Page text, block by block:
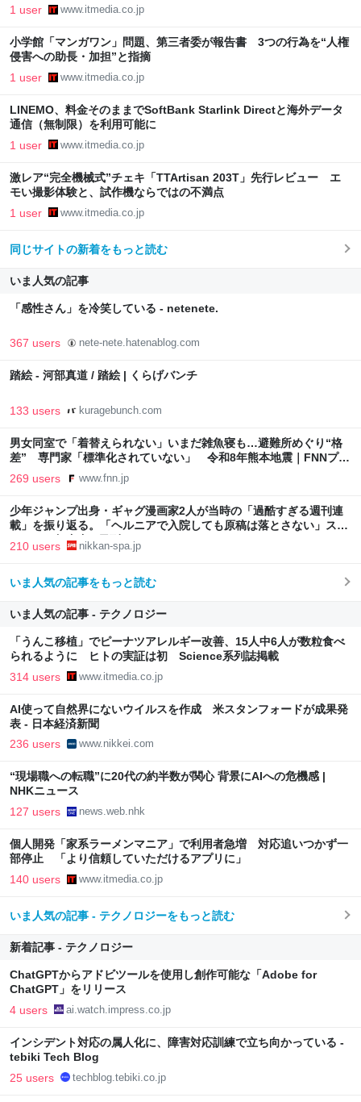
1 user www.itmedia.co.jp
小学館「マンガワン」問題、第三者委が報告書 3つの行為を“人権
侵害への助長・加担”と指摘
1 user www.itmedia.co.jp
LINEMO、料金そのままでSoftBank Starlink Directと海外データ
通信（無制限）を利用可能に
1 user www.itmedia.co.jp
激レア“完全機械式”チェキ「TTArtisan 203T」先行レビュー エ
モい撮影体験と、試作機ならではの不満点
1 user www.itmedia.co.jp
同じサイトの新着をもっと読む
いま人気の記事
「感性さん」を冷笑している - netenete.
367 users nete-nete.hatenablog.com
踏絵 - 河部真道 / 踏絵 | くらげバンチ
133 users kuragebunch.com
男女同室で「着替えられない」いまだ雑魚寝も…避難所めぐり“格
差” 専門家「標準化されていない」 令和8年熊本地震｜FNNプラ
イムオンライン
269 users www.fnn.jp
少年ジャンプ出身・ギャグ漫画家2人が当時の「過酷すぎる週刊連
載」を振り返る。「ヘルニアで入院しても原稿は落とさない」スト
イックな舞台裏 | 日刊SPA!
210 users nikkan-spa.jp
いま人気の記事をもっと読む
いま人気の記事 - テクノロジー
「うんこ移植」でピーナツアレルギー改善、15人中6人が数粒食べ
られるように ヒトの実証は初 Science系列誌掲載
314 users www.itmedia.co.jp
AI使って自然界にないウイルスを作成 米スタンフォードが成果発
表 - 日本経済新聞
236 users www.nikkei.com
“現場職への転職”に20代の約半数が関心 背景にAIへの危機感 |
NHKニュース
127 users news.web.nhk
個人開発「家系ラーメンマニア」で利用者急増 対応追いつかず一
部停止 「より信頼していただけるアプリに」
140 users www.itmedia.co.jp
いま人気の記事 - テクノロジーをもっと読む
新着記事 - テクノロジー
ChatGPTからアドビツールを使用し創作可能な「Adobe for
ChatGPT」をリリース
4 users ai.watch.impress.co.jp
インシデント対応の属人化に、障害対応訓練で立ち向かっている -
tebiki Tech Blog
25 users techblog.tebiki.co.jp